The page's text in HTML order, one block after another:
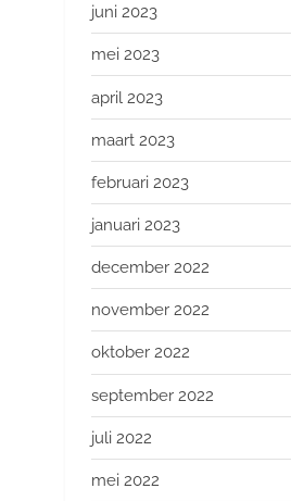
juni 2023
mei 2023
april 2023
maart 2023
februari 2023
januari 2023
december 2022
november 2022
oktober 2022
september 2022
juli 2022
mei 2022